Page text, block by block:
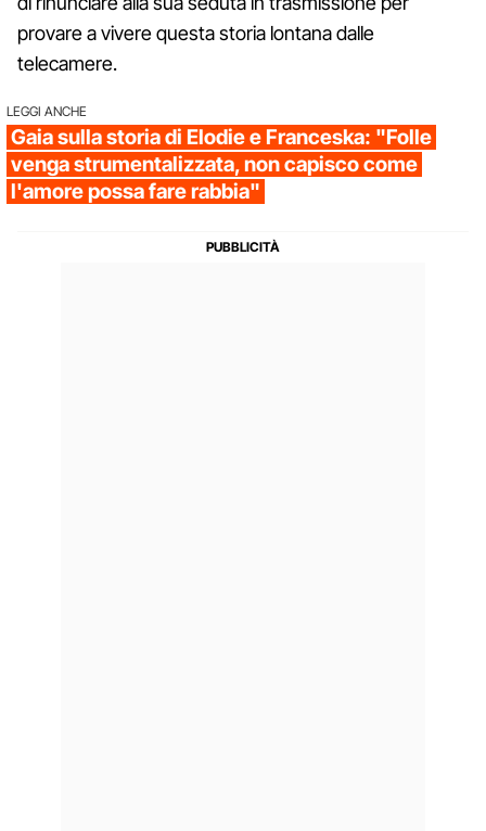
provare a vivere questa storia lontana dalle
telecamere.
LEGGI ANCHE
Gaia sulla storia di Elodie e Franceska: "Folle
venga strumentalizzata, non capisco come
l'amore possa fare rabbia"